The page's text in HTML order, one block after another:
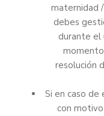
maternidad
debes
durante el
resolución
Si en caso de
con